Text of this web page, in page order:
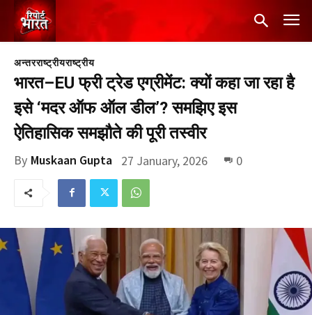
अन्तरराष्ट्रीयराष्ट्रीय
भारत–EU फ्री ट्रेड एग्रीमेंट: क्यों कहा जा रहा है
इसे ‘मदर ऑफ ऑल डील’? समझिए इस
ऐतिहासिक समझौते की पूरी तस्वीर
By Muskaan Gupta 27 January, 2026 0